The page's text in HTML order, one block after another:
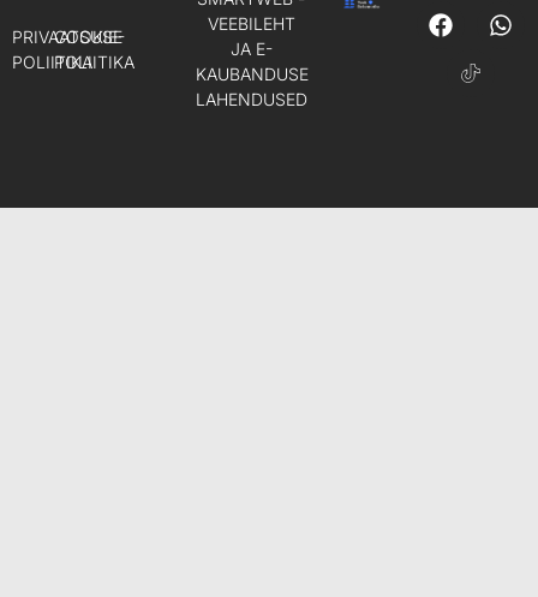
PRIVAATSUSE
POLIITIKA
COOKIE-
POLIITIKA
VEEBILEHT
JA E-
KAUBANDUSE
LAHENDUSED